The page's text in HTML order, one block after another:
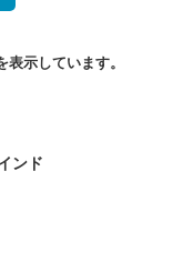
示しています。
ンド